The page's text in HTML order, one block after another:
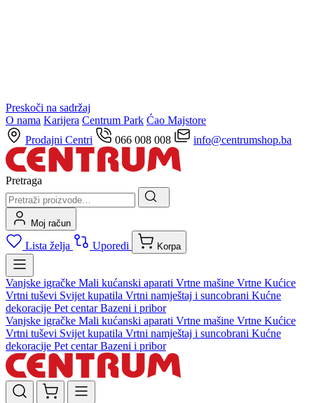
Preskoči na sadržaj
O nama Karijera Centrum Park Ćao Majstore
Prodajni Centri
066 008 008 info@centrumshop.ba
Pretraga
Moj račun
Lista želja Uporedi Korpa
Vanjske igračke Mali kućanski aparati Vrtne mašine Vrtne Kućice
Vrtni tuševi Svijet kupatila Vrtni namještaj i suncobrani Kućne
dekoracije Pet centarBazeni i pribor
Vanjske igračke Mali kućanski aparati Vrtne mašine Vrtne Kućice
Vrtni tuševi Svijet kupatila Vrtni namještaj i suncobrani Kućne
dekoracije Pet centarBazeni i pribor